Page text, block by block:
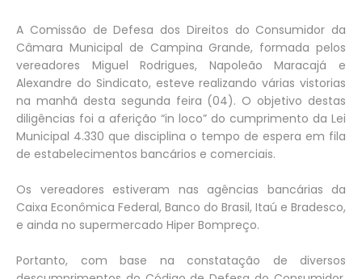
A Comissão de Defesa dos Direitos do Consumidor da
Câmara Municipal de Campina Grande, formada pelos
vereadores Miguel Rodrigues, Napoleão Maracajá e
Alexandre do Sindicato, esteve realizando várias vistorias
na manhã desta segunda feira (04). O objetivo destas
diligências foi a aferição “in loco” do cumprimento da Lei
Municipal 4.330 que disciplina o tempo de espera em fila
de estabelecimentos bancários e comerciais.
Os vereadores estiveram nas agências bancárias da
Caixa Econômica Federal, Banco do Brasil, Itaú e Bradesco,
e ainda no supermercado Hiper Bompreço.
Portanto, com base na constatação de diversos